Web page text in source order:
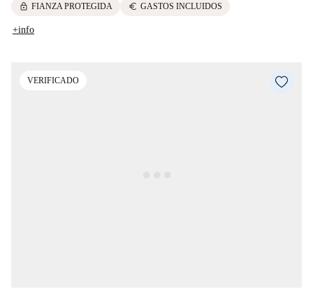
lock FIANZA PROTEGIDA euro GASTOS INCLUIDOS
+info
VERIFICADO